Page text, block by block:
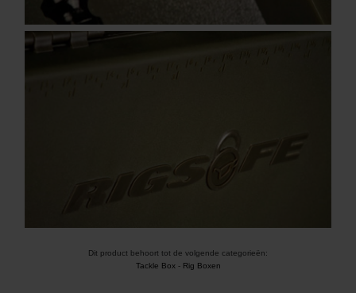
Dit product behoort tot de volgende categorieën:
Tackle Box- Rig Boxen